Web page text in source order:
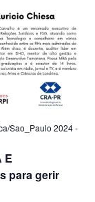
E
para gerir
Sao_Paulo 2024 -